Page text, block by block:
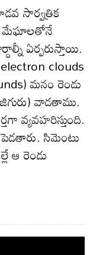
సార్వత్రిక
మేఘాలతోనే
ఏర్పరుస్తాయి.
clouds
మనం రెండు
వాడతాము.
వ్యవహరిస్తుంది.
పెడతారు. సిమెంటు
ఆ రెండు